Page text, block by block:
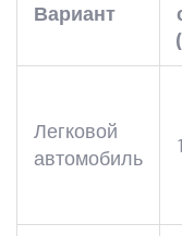
Вариант
Легковой
автомобиль